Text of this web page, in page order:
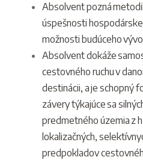
Absolvent pozná
úspešnosti
možnosti budúceho
Absolvent dokáže
cestovného ruchu v
destinácii, a je schopný
závery týkajúce sa
predmetného územia z
lokalizačných,
predpokladov